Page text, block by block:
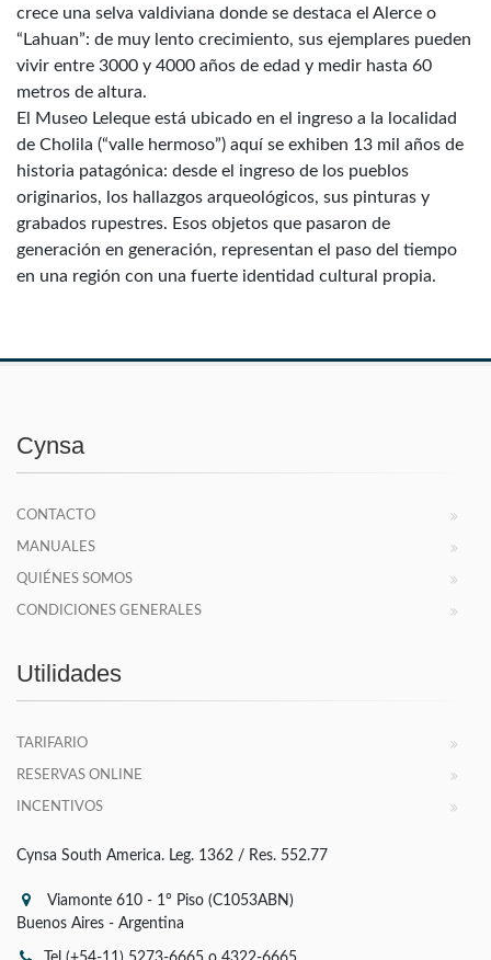
crece una selva valdiviana donde se destaca el Alerce o
“Lahuan”: de muy lento crecimiento, sus ejemplares pueden
vivir entre 3000 y 4000 años de edad y medir hasta 60
metros de altura.
El Museo Leleque está ubicado en el ingreso a la localidad
de Cholila (“valle hermoso”) aquí se exhiben 13 mil años de
historia patagónica: desde el ingreso de los pueblos
originarios, los hallazgos arqueológicos, sus pinturas y
grabados rupestres. Esos objetos que pasaron de
generación en generación, representan el paso del tiempo
en una región con una fuerte identidad cultural propia.
Cynsa
CONTACTO
MANUALES
QUIÉNES SOMOS
CONDICIONES GENERALES
Utilidades
TARIFARIO
RESERVAS ONLINE
INCENTIVOS
Cynsa South America. Leg. 1362 / Res. 552.77
Viamonte 610 - 1° Piso (C1053ABN)
Buenos Aires - Argentina